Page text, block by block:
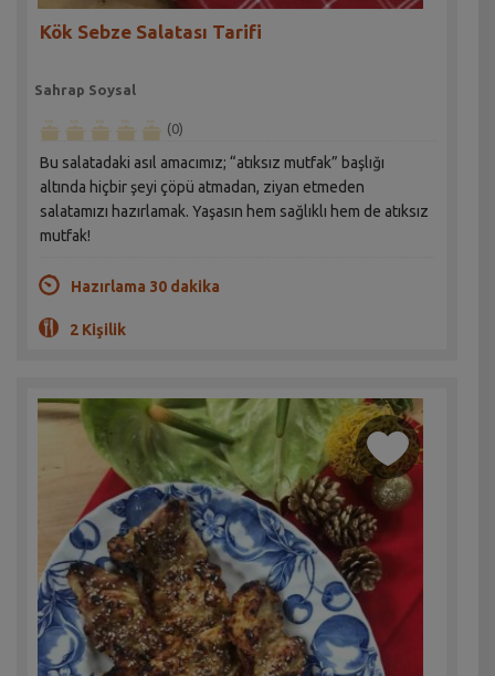
Kök Sebze Salatası Tarifi
Sahrap Soysal
(0)
Bu salatadaki asıl amacımız; “atıksız mutfak” başlığı
altında hiçbir şeyi çöpü atmadan, ziyan etmeden
salatamızı hazırlamak. Yaşasın hem sağlıklı hem de atıksız
mutfak!
Hazırlama 30 dakika
2 Kişilik